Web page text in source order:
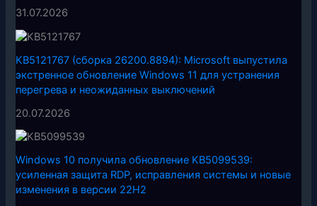
31.07.2026
KB5121767 (сборка 26200.8894): Microsoft выпустила
экстренное обновление Windows 11 для устранения
перегрева и неожиданных выключений
20.07.2026
Windows 10 получила обновление KB5099539:
усиленная защита RDP, исправления системы и новые
изменения в версии 22H2